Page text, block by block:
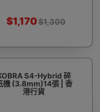
$1,170$1,300
S4-Hybrid 碎
機 (3.8mm)14張 | 香
港行貨